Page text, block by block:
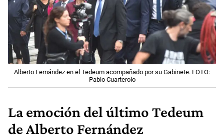
Alberto Fernández en el Tedeum acompañado por su Gabinete. FOTO:
Pablo Cuarterolo
La emoción del último Tedeum
de Alberto Fernández